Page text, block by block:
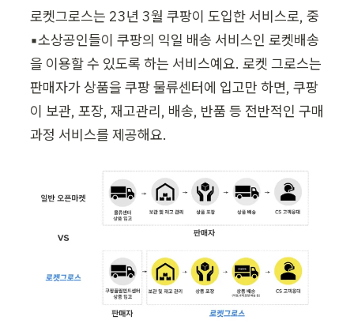
로켓그로스는 23년 3월 쿠팡이 도입한 서비스로, 중
▪️소상공인들이 쿠팡의 익일 배송 서비스인 로켓배송
을 이용할 수 있도록 하는 서비스예요. 로켓 그로스는
판매자가 상품을 쿠팡 물류센터에 입고만 하면, 쿠팡
이 보관, 포장, 재고관리, 배송, 반품 등 전반적인 구매
과정 서비스를 제공해요.